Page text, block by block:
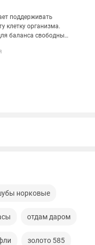
поддерживать
клетку организма.
баланса свободных
организма-
норковые
отдам даром
золото 585